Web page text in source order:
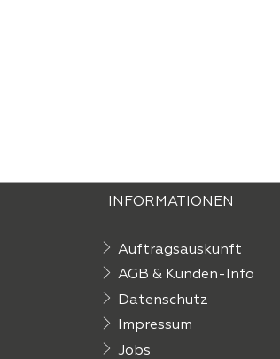
INFORMATIONEN
Auftragsauskunft
AGB & Kunden-Info
Datenschutz
Impressum
Jobs